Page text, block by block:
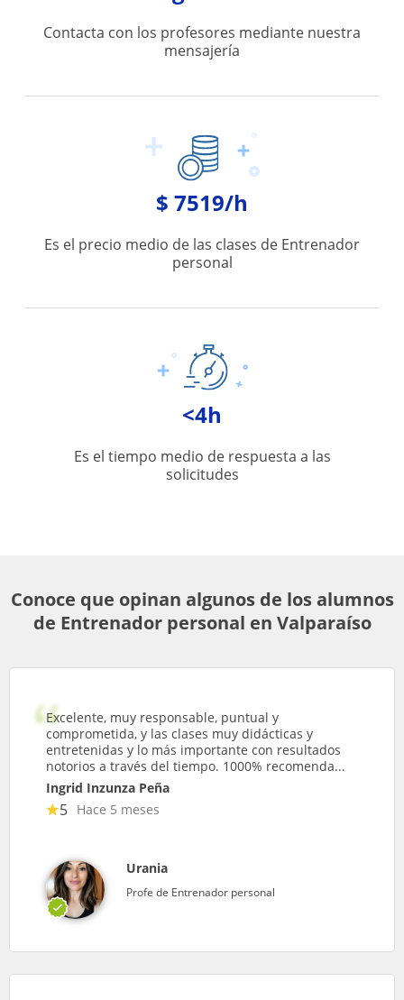
Contacta con los profesores mediante nuestra
mensajería
$ 7519/h
Es el precio medio de las clases de Entrenador
personal
<4h
Es el tiempo medio de respuesta a las
solicitudes
Conoce que opinan algunos de los alumnos
de Entrenador personal en Valparaíso
Excelente, muy responsable, puntual y
comprometida, y las clases muy didácticas y
entretenidas y lo más importante con resultados
notorios a través del tiempo. 1000% recomenda...
Ingrid Inzunza Peña
5 Hace 5 meses
Urania
Profe de Entrenador personal